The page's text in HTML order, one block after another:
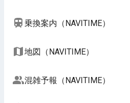
乗換案内（NAVITIME）
地図（NAVITIME）
混雑予報（NAVITIME）